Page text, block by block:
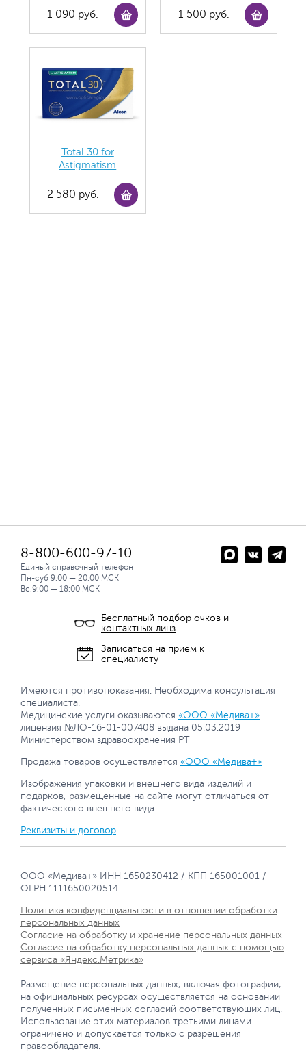
1 090 руб. 1 500 руб.
Total 30 for
Astigmatism
2 580 руб.
8-800-600-97-10
Единый справочный телефон
Пн-суб 9:00 — 20:00 МСК
Вс.9:00 — 18:00 МСК
Бесплатный подбор очков и
контактных линз
Записаться на прием к
специалисту
Имеются противопоказания. Необходима консультация
специалиста.
Медицинские услуги оказываются «ООО «Медива+»
лицензия №ЛО-16-01-007408 выдана 05.03.2019
Министерством здравоохранения РТ
Продажа товаров осуществляется «ООО «Медива+»
Изображения упаковки и внешнего вида изделий и
подарков, размещенные на сайте могут отличаться от
фактического внешнего вида.
Реквизиты и договор
ООО «Медива+» ИНН 1650230412 / КПП 165001001 /
ОГРН 1111650020514
Политика конфиденциальности в отношении обработки
персональных данных
Согласие на обработку и хранение персональных данных
Согласие на обработку персональных данных с помощью
сервиса «Яндекс.Метрика»
Размещение персональных данных, включая фотографии,
на официальных ресурсах осуществляется на основании
полученных письменных согласий соответствующих лиц.
Использование этих материалов третьими лицами
ограничено и допускается только с разрешения
правообладателя.